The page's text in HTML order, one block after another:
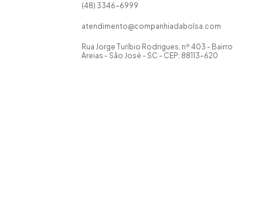
(48) 3346-6999
atendimento@companhiadabolsa.com
Rua Jorge Turíbio Rodrigues, nº 403 - Bairro
Areias - São José - SC - CEP: 88113-620